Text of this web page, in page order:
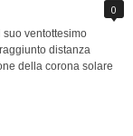
0
ventottesimo
distanza
della corona solare